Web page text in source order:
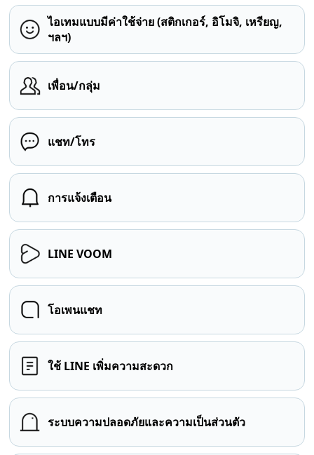
ไอเทมแบบมีค่าใช้จ่าย (สติกเกอร์, อิโมจิ, เหรียญ,
ฯลฯ)
เพื่อน/กลุ่ม
แชท/โทร
การแจ้งเตือน
LINE VOOM
โอเพนแชท
ใช้ LINE เพิ่มความสะดวก
ระบบความปลอดภัยและความเป็นส่วนตัว